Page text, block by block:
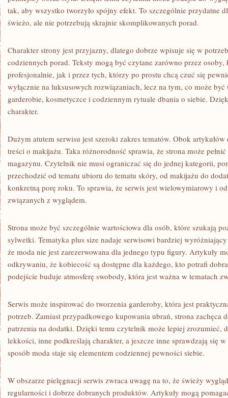
tak, aby wszystko tworzyło spójny efekt. To szczególnie przydatne
świeżo, ale nie potrzebują skrajnie skomplikowanych porad.
Charakter strony jest przyjazny, dlatego dobrze wpisuje się w
codziennych porad. Teksty mogą być czytane zarówno przez osoby,
profesjonalnie, jak i przez tych, którzy po prostu chcą czuć się
wyłącznie na luksusowych rozwiązaniach, lecz na tym, co może
garderobie, kosmetyczce i codziennym rytuale dbania o siebie.
charakter.
Dużym atutem serwisu jest szeroki zakres tematów. Obok
treści o makijażu. Taka różnorodność sprawia, że strona może
magazynu. Czytelnik nie musi ograniczać się do jednej kategorii,
przechodzić od tematu ubioru do tematu skóry, od makijażu do
konkretną porę roku. To sprawia, że serwis jest wielowymiarowy i
związanych z wyglądem.
Strona może być szczególnie wartościowa dla osób, które szukają
sylwetki. Tematyka plus size nadaje serwisowi bardziej
że moda nie jest zarezerwowana dla jednego typu figury. Artykuły
odkrywaniu, że kobiecość są dostępne dla każdego, kto potrafi
podejście buduje atmosferę swobody, która jest ważna w tematach
Serwis może inspirować do tworzenia garderoby, która jest
potrzeb. Zamiast przypadkowego kupowania ubrań, strona zachęca
patrzenia na dodatki. Dzięki temu czytelnik może lepiej zrozumieć,
lekkości, inne podkreślają charakter, a jeszcze inne sprawdzają się
sposób moda staje się elementem codziennej pewności siebie.
W obszarze pielęgnacji serwis zwraca uwagę na to, że świeży
regularności i dobrze dobranych produktów. Artykuły mogą